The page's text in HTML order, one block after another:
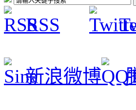
RSS
新浪微博